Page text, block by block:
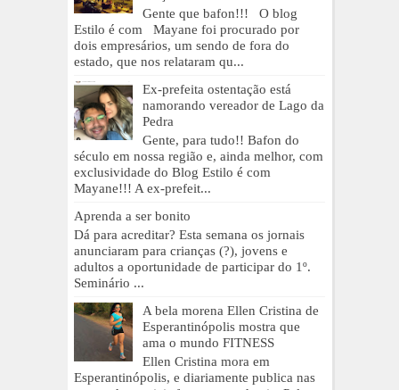
Gente que bafon!!! O blog
Estilo é com Mayane foi procurado por
dois empresários, um sendo de fora do
estado, que nos relataram qu...
Ex-prefeita ostentação está
namorando vereador de Lago da
Pedra
Gente, para tudo!! Bafon do
século em nossa região e, ainda melhor, com
exclusividade do Blog Estilo é com
Mayane!!! A ex-prefeit...
Aprenda a ser bonito
Dá para acreditar? Esta semana os jornais
anunciaram para crianças (?), jovens e
adultos a oportunidade de participar do 1º.
Seminário ...
A bela morena Ellen Cristina de
Esperantinópolis mostra que
ama o mundo FITNESS
Ellen Cristina mora em
Esperantinópolis, e diariamente publica nas